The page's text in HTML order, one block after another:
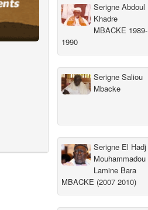
Serigne Abdoul
Khadre
MBACKE 1989-
1990
Serigne Saliou
Mbacke
Serigne El Hadj
Mouhammadou
Lamine Bara
MBACKE (2007 2010)